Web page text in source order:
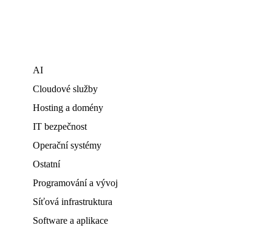
AI
Cloudové služby
Hosting a domény
IT bezpečnost
Operační systémy
Ostatní
Programování a vývoj
Síťová infrastruktura
Software a aplikace